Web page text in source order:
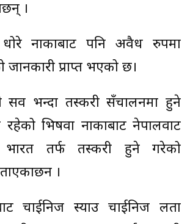
।
धोरे नाकाबाट पनि अवैध रुपमा
प्राप्त भएको छ।
सव भन्दा तस्करी सँचालनमा हुने
भिषवा नाकाबाट नेपालवाट
तर्फ तस्करी हुने गरेको
।
चाईनिज स्याउ चाईनिज लता